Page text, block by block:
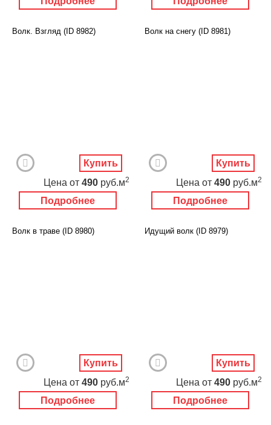
Волк. Взгляд (ID 8982)
Подробнее
Цена от 490 руб.м2
Купить
Волк на снегу (ID 8981)
Подробнее
Цена от 490 руб.м2
Купить
Волк в траве (ID 8980)
Подробнее
Цена от 490 руб.м2
Купить
Идущий волк (ID 8979)
Подробнее
Цена от 490 руб.м2
Купить